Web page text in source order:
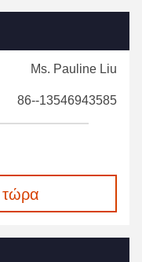
Ms. Pauline Liu
86--13546943585
τώρα